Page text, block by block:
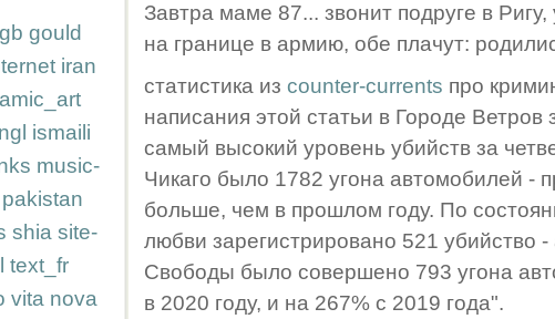
gb gould
iran
ismaili
music-
pakistan
shia site-
text_fr
vita nova
Завтра маме 87... звонит подруге в
на границе в армию, обе плачут:
статистика из counter-currents про
написания этой статьи в Городе Ветров
самый высокий уровень убийств за
Чикаго было 1782 угона автомобилей -
больше, чем в прошлом году. По
любви зарегистрировано 521
Свободы было совершено 793 угона
в 2020 году, и на 267% с 2019 года".